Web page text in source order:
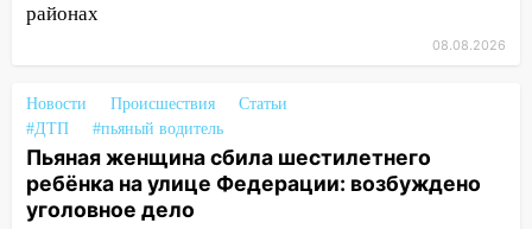
после ливня город снова уходит под
ДТП с шестилетним ребёнком на улице
Федерации
12:01 Пьяная женщина сбила
шестилетнего ребёнка на улице
районах
08.08.2026
Новости Происшествия
Статьи
#ДТП
#пьяный водитель
Пьяная женщина сбила шестилетнего
ребёнка на улице Федерации: возбуждено
уголовное дело